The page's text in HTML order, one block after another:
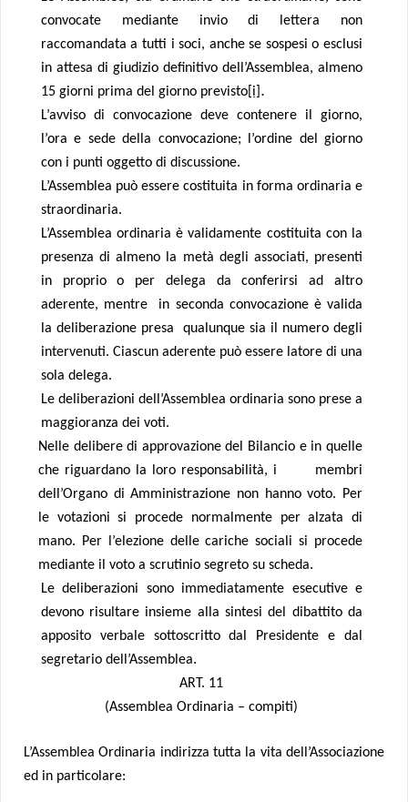
convocate mediante invio di lettera non
raccomandata a tutti i soci, anche se sospesi o esclusi
in attesa di giudizio definitivo dell’Assemblea, almeno
15 giorni prima del giorno previsto[i] .
L’avviso di convocazione deve contenere il giorno,
l’ora e sede della convocazione; l’ordine del giorno
con i punti oggetto di discussione.
L’Assemblea può essere costituita in forma ordinaria e
straordinaria.
L’Assemblea ordinaria è validamente costituita con la
presenza di almeno la metà degli associati, presenti
in proprio o per delega da conferirsi ad altro
aderente, mentre in seconda convocazione è valida
la deliberazione presa qualunque sia il numero degli
intervenuti. Ciascun aderente può essere latore di una
sola delega.
Le deliberazioni dell’Assemblea ordinaria sono prese a
maggioranza dei voti.
Nelle delibere di approvazione del Bilancio e in quelle
che riguardano la loro responsabilità, i membri
dell’Organo di Amministrazione non hanno voto. Per
le votazioni si procede normalmente per alzata di
mano. Per l’elezione delle cariche sociali si procede
mediante il voto a scrutinio segreto su scheda.
Le deliberazioni sono immediatamente esecutive e
devono risultare insieme alla sintesi del dibattito da
apposito verbale sottoscritto dal Presidente e dal
segretario dell’Assemblea.
ART. 11
(Assemblea Ordinaria – compiti)
L’Assemblea Ordinaria indirizza tutta la vita dell’Associazione
ed in particolare: